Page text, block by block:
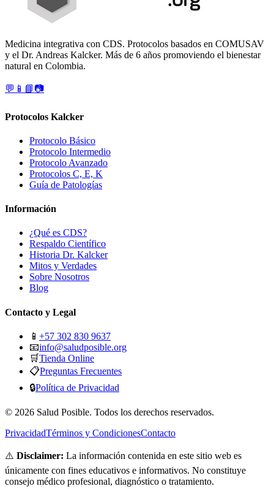
Medicina integrativa con CDS. Protocolos basados en COMUSAV
y el Dr. Andreas Kalcker. Más de 6 años promoviendo el bienestar
natural en Colombia.
💬 📱 📘📷
Protocolos Kalcker
Protocolo Básico
Protocolo Intermedio
Protocolo Avanzado
Protocolos C, E, K
Guía de Patologías
Información
¿Qué es CDS?
Respaldo Científico
Historia Dr. Kalcker
Mitos y Verdades
Sobre Nosotros
Blog
Contacto y Legal
📱 +57 302 830 9637
📧info@saludposible.org
🛒Tienda Online
📋Preguntas Frecuentes
🔒Política de Privacidad
© 2026 Salud Posible. Todos los derechos reservados.
PrivacidadTérminos y CondicionesContacto
⚠️ Disclaimer: La información contenida en este sitio web es
únicamente con fines educativos e informativos. No constituye
consejo médico profesional, diagnóstico o tratamiento.